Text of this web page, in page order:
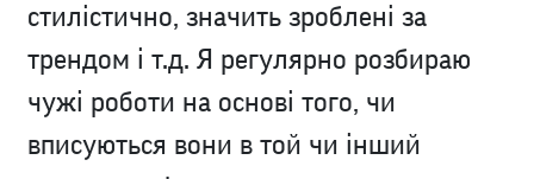
стилістично, значить зроблені за
трендом і т.д. Я регулярно розбираю
чужі роботи на основі того, чи
вписуються вони в той чи інший